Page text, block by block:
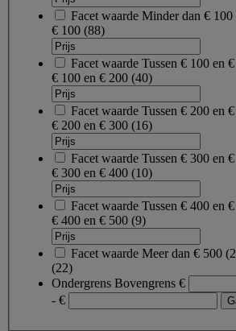
Facet waarde Minder dan € 100
€ 100 (88)
Facet waarde Tussen € 100 en
€ 100 en € 200 (40)
Facet waarde Tussen € 200 en
€ 200 en € 300 (16)
Facet waarde Tussen € 300 en
€ 300 en € 400 (10)
Facet waarde Tussen € 400 en
€ 400 en € 500 (9)
Facet waarde Meer dan € 500 (
(22)
Ondergrens Bovengrens €
- €